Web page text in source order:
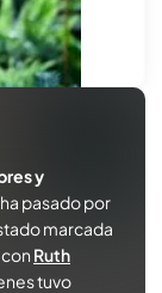
y
pasado por
marcada
Ruth
tuvo